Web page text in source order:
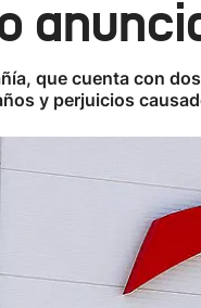
que cuenta con
y perjuicios